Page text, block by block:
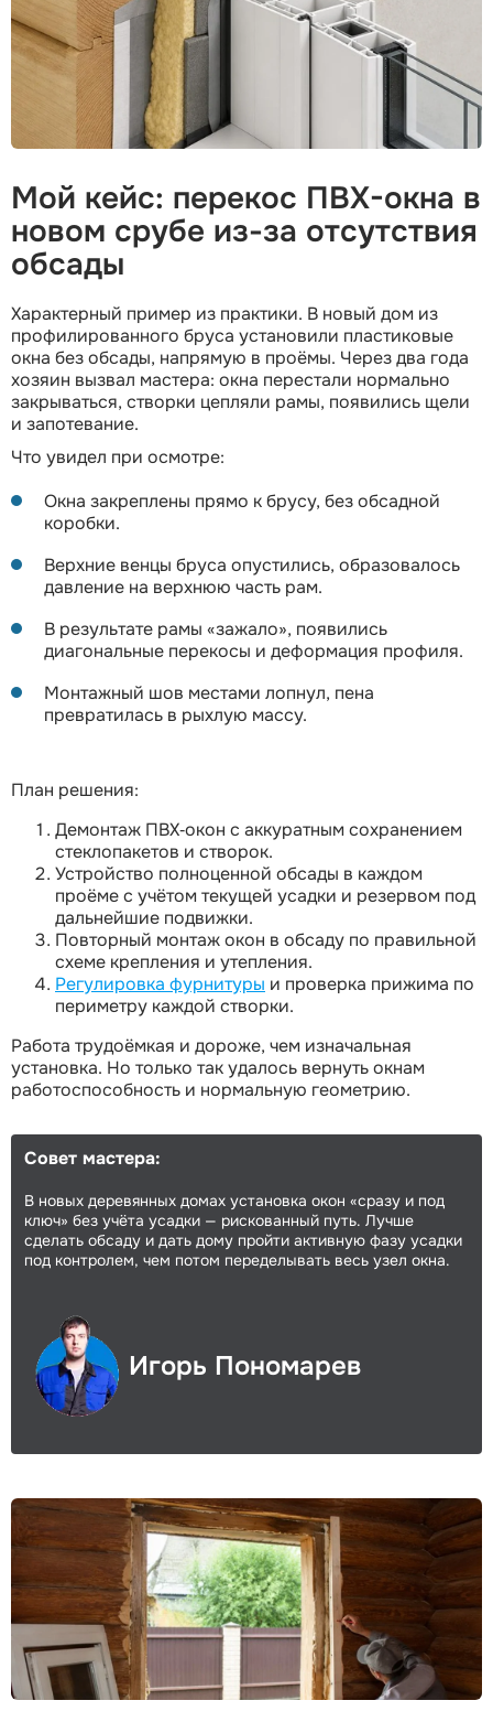
Мой кейс: перекос ПВХ-окна в
новом срубе из-за отсутствия
обсады
Характерный пример из практики. В новый дом из
профилированного бруса установили пластиковые
окна без обсады, напрямую в проёмы. Через два года
хозяин вызвал мастера: окна перестали нормально
закрываться, створки цепляли рамы, появились щели
и запотевание.
Что увидел при осмотре:
Окна закреплены прямо к брусу, без обсадной
коробки.
Верхние венцы бруса опустились, образовалось
давление на верхнюю часть рам.
В результате рамы «зажало», появились
диагональные перекосы и деформация профиля.
Монтажный шов местами лопнул, пена
превратилась в рыхлую массу.
План решения:
Демонтаж ПВХ‑окон с аккуратным сохранением
стеклопакетов и створок.
Устройство полноценной обсады в каждом
проёме с учётом текущей усадки и резервом под
дальнейшие подвижки.
Повторный монтаж окон в обсаду по правильной
схеме крепления и утепления.
Регулировка фурнитуры и проверка прижима по
периметру каждой створки.
Работа трудоёмкая и дороже, чем изначальная
установка. Но только так удалось вернуть окнам
работоспособность и нормальную геометрию.
Совет мастера:
В новых деревянных домах установка окон «сразу и под
ключ» без учёта усадки — рискованный путь. Лучше
сделать обсаду и дать дому пройти активную фазу усадки
под контролем, чем потом переделывать весь узел окна.
Игорь Пономарев